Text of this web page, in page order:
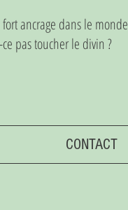
ancrage dans le monde
pas toucher le divin ?
CONTACT